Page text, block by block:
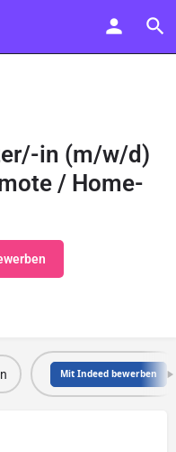
in (m/w/d)
/ Home-
Mit Indeed bewerben